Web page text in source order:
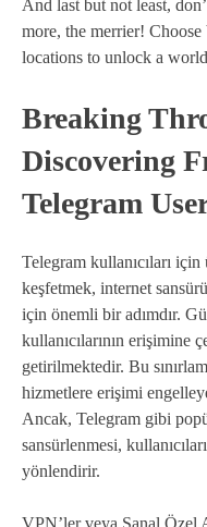
And last but not least,
more, the merrier!
locations to unlock a
Breaking
Discovering
Telegram
Telegram kullanıcıları
keşfetmek, internet
için önemli bir adımdır.
kullanıcılarının erişimine
getirilmektedir. Bu
hizmetlere erişimi
Ancak, Telegram gibi
sansürlenmesi,
yönlendirir.
VPN’ler veya Sanal Özel